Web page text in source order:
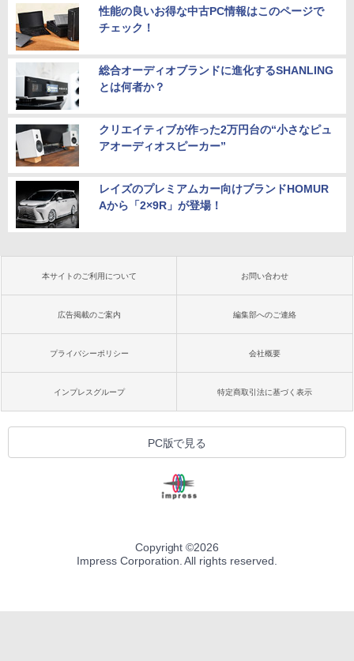
性能の良いお得な中古PC情報はこのページで
チェック！
総合オーディオブランドに進化するSHANLING
とは何者か？
クリエイティブが作った2万円台の“小さなピュ
アオーディオスピーカー”
レイズのプレミアムカー向けブランドHOMUR
Aから「2×9R」が登場！
本サイトのご利用について お問い合わせ
広告掲載のご案内 編集部へのご連絡
プライバシーポリシー 会社概要
インプレスグループ 特定商取引法に基づく表示
PC版で見る
Copyright ©2026
Impress Corporation. All rights reserved.